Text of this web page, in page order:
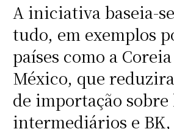
A iniciativa baseia-
tudo, em exemplos
países como a
México, que
de importação sobre
intermediários e